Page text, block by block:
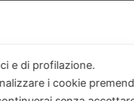
SALUTE
e di profilazione.
i cookie